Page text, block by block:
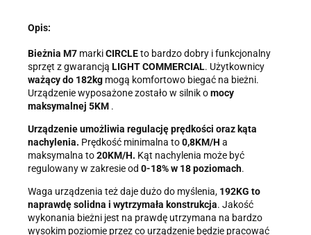
żądania zaprzestania przetwarzania, usunięcia, ograniczenia
Urzędu Ochrony Danych Osobowych.
Opis:
Bieżnia M7 markiCIRCLEto bardzo dobry i funkcjonalny
sprzęt z gwarancją LIGHT COMMERCIAL. Użytkownicy
ważący do 182kg mogą komfortowo biegać na bieżni.
Urządzenie wyposażone zostało w silnik omocy
maksymalnej 5KM .
Urządzenie umożliwia regulację prędkości oraz kąta
nachylenia. Prędkość minimalna to0,8KM/H a
maksymalna to20KM/H. Kąt nachylenia może być
regulowany w zakresie od 0-18% w 18 poziomach.
Waga urządzenia też daje dużo do myślenia, 192KG to
naprawdę solidna i wytrzymała konstrukcja. Jakość
wykonania bieżni jest na prawdę utrzymana na bardzo
wysokim poziomie przez co urządzenie będzie pracować